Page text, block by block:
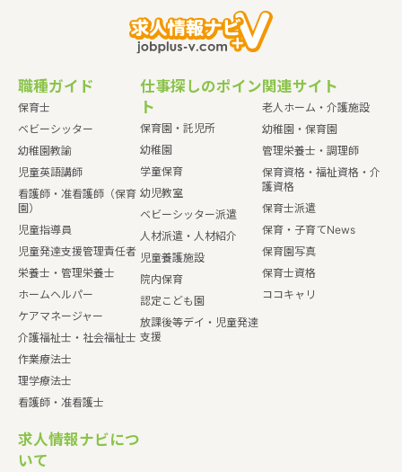
職種ガイド
保育士
ベビーシッター
幼稚園教諭
児童英語講師
看護師・准看護師（保育
園）
児童指導員
児童発達支援管理責任者
栄養士・管理栄養士
ホームヘルパー
ケアマネージャー
介護福祉士・社会福祉士
作業療法士
理学療法士
看護師・准看護士
仕事探しのポイン
ト
保育園・託児所
幼稚園
学童保育
幼児教室
ベビーシッター派遣
人材派遣・人材紹介
児童養護施設
院内保育
認定こども園
放課後等デイ・児童発達
支援
関連サイト
老人ホーム・介護施設
幼稚園・保育園
管理栄養士・調理師
保育資格・福祉資格・介
護資格
保育士派遣
保育・子育てNews
保育園写真
保育士資格
ココキャリ
求人情報ナビにつ
いて